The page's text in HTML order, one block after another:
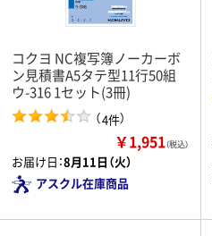
コクヨ NC複写簿ノーカーボ
ン見積書A5タテ型11行50組
ウ-316 1セット(3冊)
（4件）
￥1,951（税込）
お届け日：8月11日（火）
アスクル在庫商品